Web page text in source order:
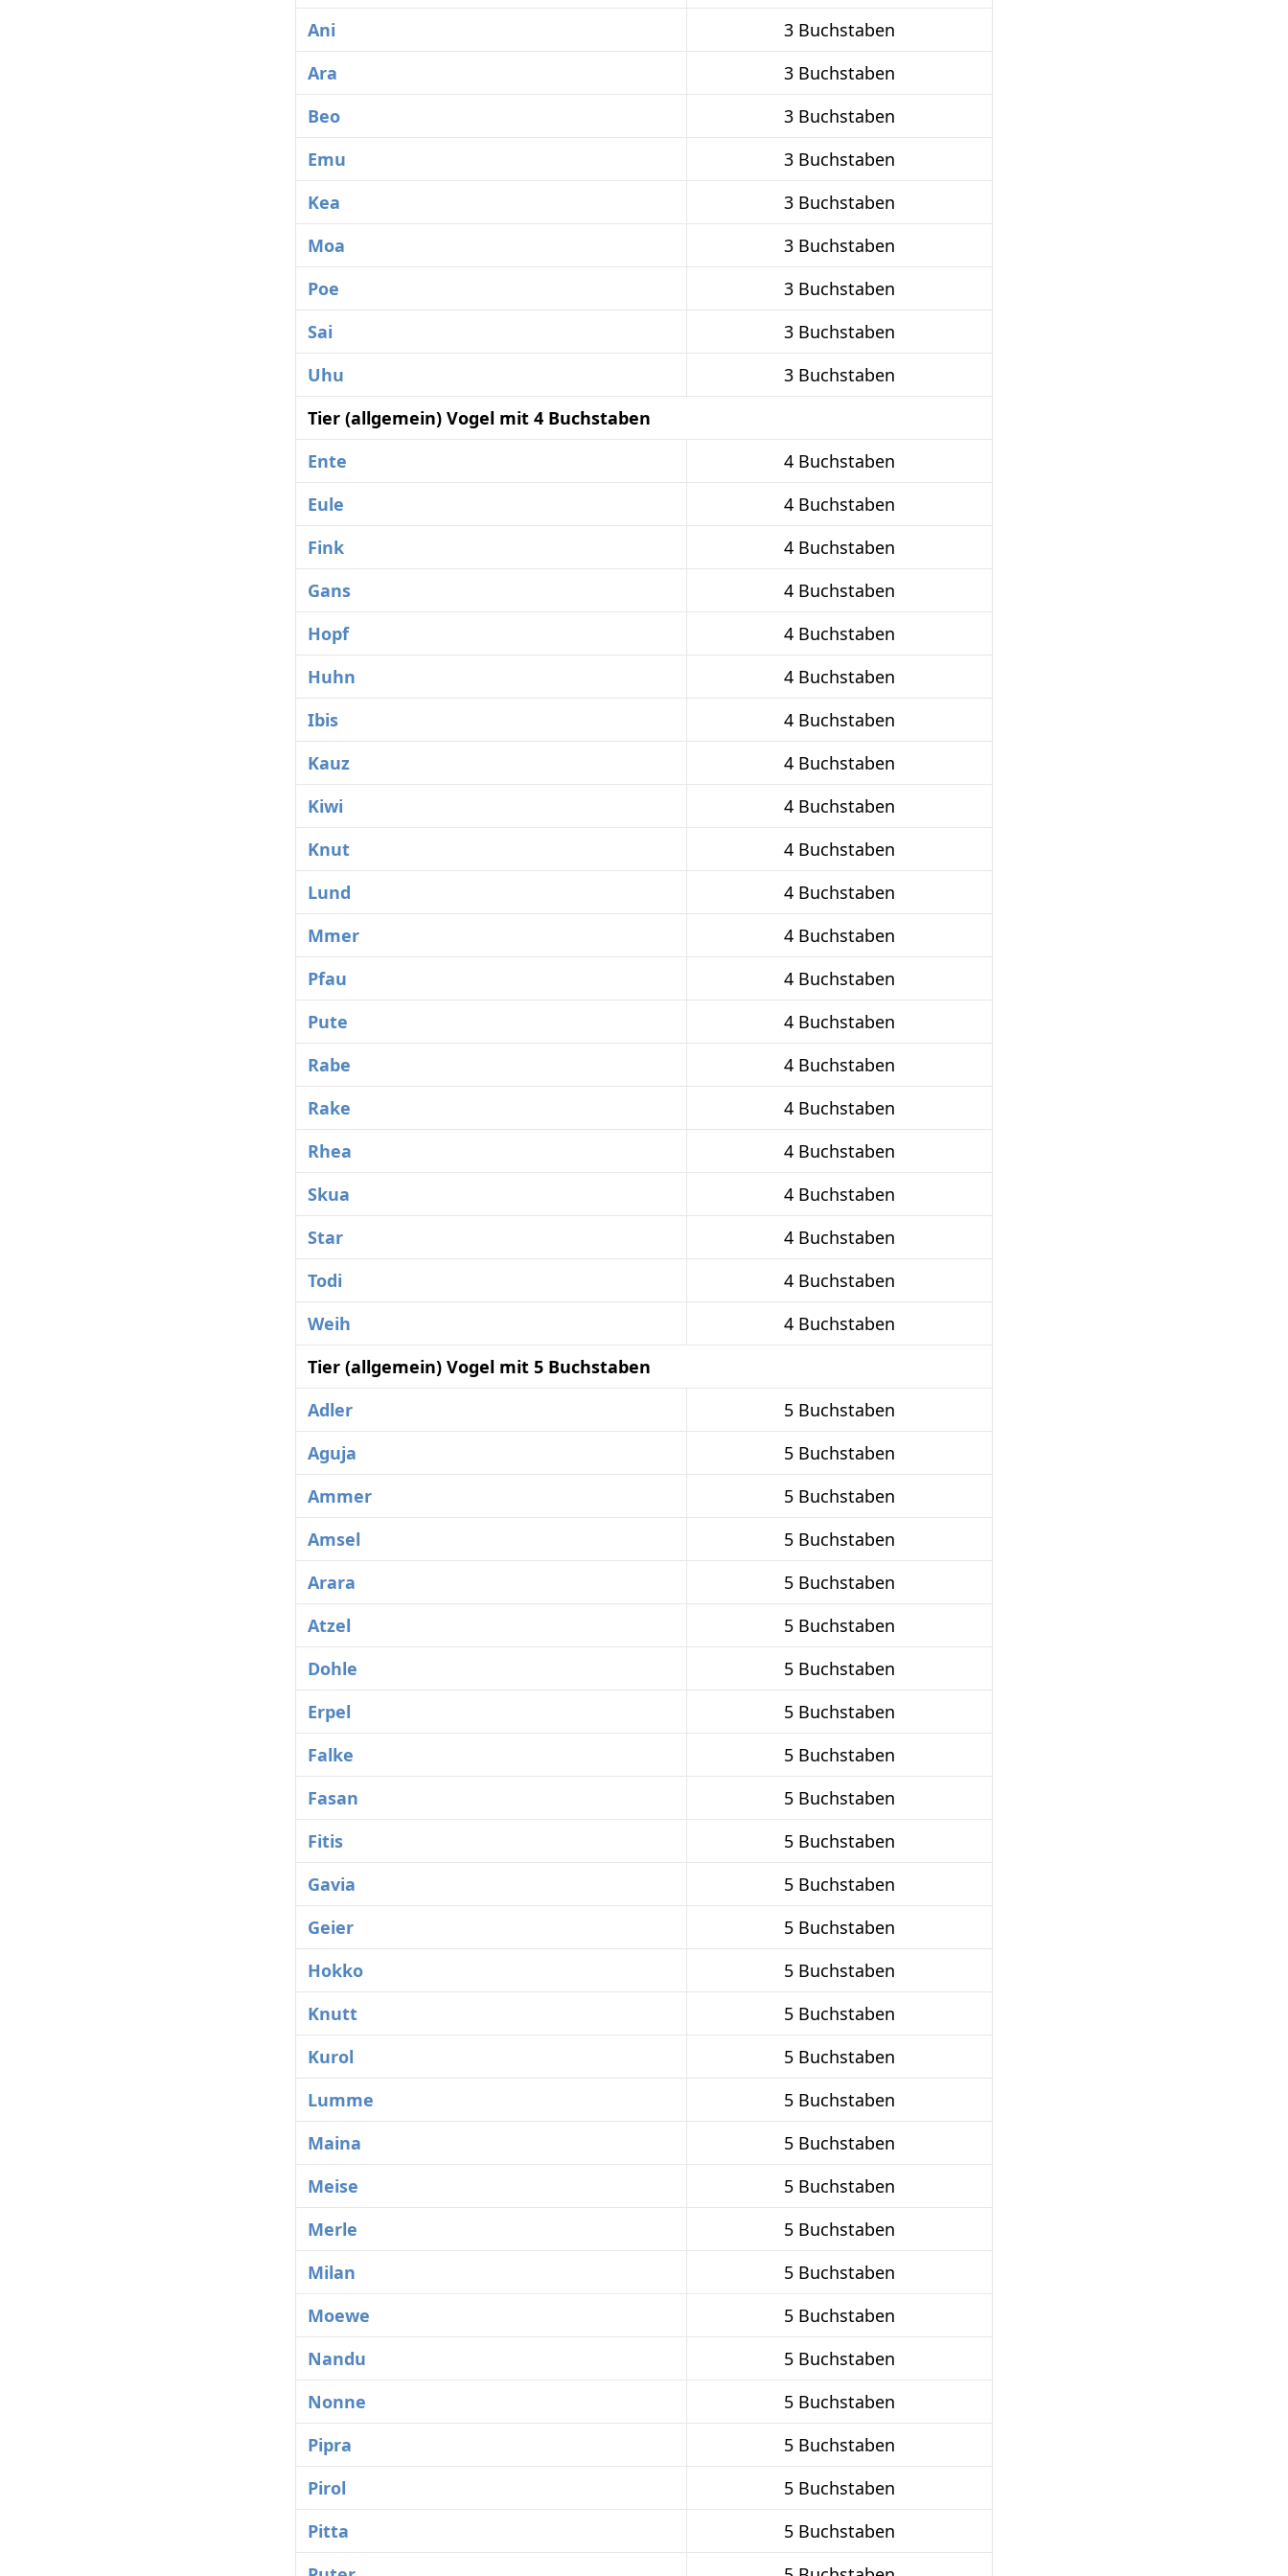
Ani
3 Buchstaben
Ara
3 Buchstaben
Beo
3 Buchstaben
Emu
3 Buchstaben
Kea
3 Buchstaben
Moa
3 Buchstaben
Poe
3 Buchstaben
Sai
3 Buchstaben
Uhu
3 Buchstaben
Tier (allgemein) Vogel mit 4 Buchstaben
Ente
4 Buchstaben
Eule
4 Buchstaben
Fink
4 Buchstaben
Gans
4 Buchstaben
Hopf
4 Buchstaben
Huhn
4 Buchstaben
Ibis
4 Buchstaben
Kauz
4 Buchstaben
Kiwi
4 Buchstaben
Knut
4 Buchstaben
Lund
4 Buchstaben
Mmer
4 Buchstaben
Pfau
4 Buchstaben
Pute
4 Buchstaben
Rabe
4 Buchstaben
Rake
4 Buchstaben
Rhea
4 Buchstaben
Skua
4 Buchstaben
Star
4 Buchstaben
Todi
4 Buchstaben
Weih
4 Buchstaben
Tier (allgemein) Vogel mit 5 Buchstaben
Adler
5 Buchstaben
Aguja
5 Buchstaben
Ammer
5 Buchstaben
Amsel
5 Buchstaben
Arara
5 Buchstaben
Atzel
5 Buchstaben
Dohle
5 Buchstaben
Erpel
5 Buchstaben
Falke
5 Buchstaben
Fasan
5 Buchstaben
Fitis
5 Buchstaben
Gavia
5 Buchstaben
Geier
5 Buchstaben
Hokko
5 Buchstaben
Knutt
5 Buchstaben
Kurol
5 Buchstaben
Lumme
5 Buchstaben
Maina
5 Buchstaben
Meise
5 Buchstaben
Merle
5 Buchstaben
Milan
5 Buchstaben
Moewe
5 Buchstaben
Nandu
5 Buchstaben
Nonne
5 Buchstaben
Pipra
5 Buchstaben
Pirol
5 Buchstaben
Pitta
5 Buchstaben